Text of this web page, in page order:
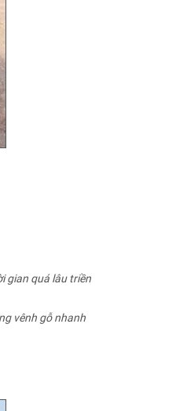
gian quá lâu triền
vênh gỗ nhanh